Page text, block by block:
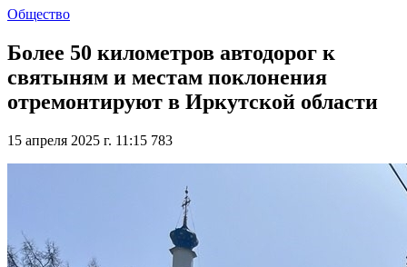
Общество
Более 50 километров автодорог к
святыням и местам поклонения
отремонтируют в Иркутской области
15 апреля 2025 г. 11:15 783